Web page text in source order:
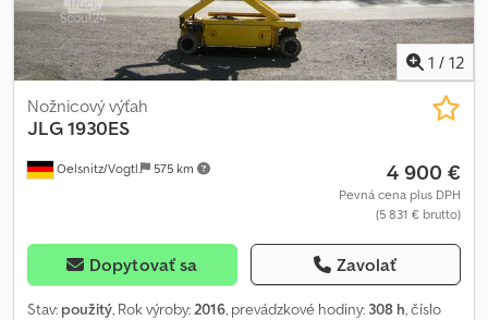
1 / 12
Oelsnitz/Vogtl. 575 km
Nožnicový výťah
JLG1930ES
4 900 €
Pevná cena plus DPH
(5 831 € brutto)
Dopytovať sa Zavolať
Stav: použitý, Rok výroby: 2016, prevádzkové hodiny: 308 h, číslo